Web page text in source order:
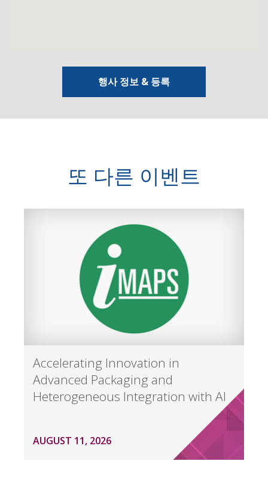
행사 정보 & 등록
또 다른 이벤트
Accelerating Innovation in
Advanced Packaging and
Heterogeneous Integration with AI
AUGUST 11, 2026